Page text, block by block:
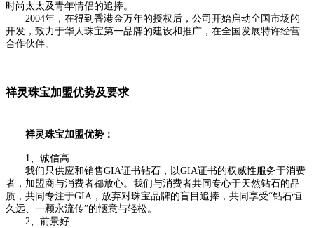
时尚太太及青年情侣的追捧。
2004年，在得到香港金万年的授权后，公司开始启动全国市场的
开发，致力于华人珠宝第一品牌的建设和推广，在全国发展特许经营
合作伙伴。
祥灵珠宝加盟优势及要求
祥灵珠宝加盟优势：
1、诚信高—
我们只供应和销售GIA证书钻石，以GIA证书的权威性服务于消费
者，加盟商与消费者都放心。我们与消费者共同专心于天然钻石的品
质，共同专注于GIA，放弃对珠宝品牌的盲目追捧，共同享受“钻石恒
久远、一颗永流传”的惬意与轻松。
2、前景好—